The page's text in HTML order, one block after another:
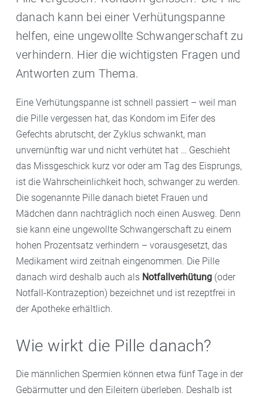
danach kann bei einer Verhütungspanne
helfen, eine ungewollte Schwangerschaft zu
verhindern. Hier die wichtigsten Fragen und
Antworten zum Thema.
Eine Verhütungspanne ist schnell passiert – weil man
die Pille vergessen hat, das Kondom im Eifer des
Gefechts abrutscht, der Zyklus schwankt, man
unvernünftig war und nicht verhütet hat … Geschieht
das Missgeschick kurz vor oder am Tag des Eisprungs,
ist die Wahrscheinlichkeit hoch, schwanger zu werden.
Die sogenannte Pille danach bietet Frauen und
Mädchen dann nachträglich noch einen Ausweg. Denn
sie kann eine ungewollte Schwangerschaft zu einem
hohen Prozentsatz verhindern – vorausgesetzt, das
Medikament wird zeitnah eingenommen. Die Pille
danach wird deshalb auch als Notfallverhütung (oder
Notfall-Kontrazeption) bezeichnet und ist rezeptfrei in
der Apotheke erhältlich.
Wie wirkt die Pille danach?
Die männlichen Spermien können etwa fünf Tage in der
Gebärmutter und den Eileitern überleben. Deshalb ist